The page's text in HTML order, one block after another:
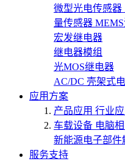
微型光电传感器
量传感器
宏发继电器
继电器模组
光MOS继电器
AC/DC 壳架式
应用方案
产品应用 行业
车载设备 电脑
新能源电子部件
服务支持